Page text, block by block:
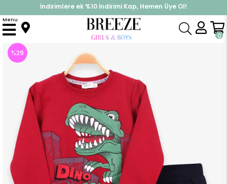
%30 Sepette Yaz İndirimi, Hemen Al!
İndirimlere ek %10 İndirimi Kap, Hemen Üye Ol!
0
Menu
Anasayfa Takımlar Eşofman Takımı Erkek Çocuk Eşofman Takımı Dinozor Baskılı Kırmızı (8 Yaş)
%29